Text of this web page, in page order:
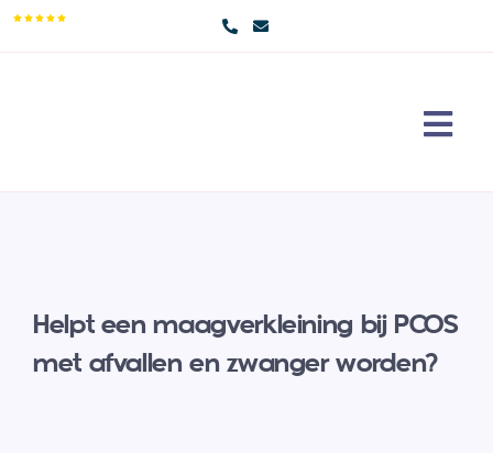
Skip
to
Helpt een maagverkleining bij PCOS
met afvallen en zwanger worden?